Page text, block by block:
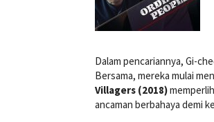
Dalam pencariannya, Gi-
Bersama, mereka mulai
Villagers (2018)
ancaman berbahaya demi